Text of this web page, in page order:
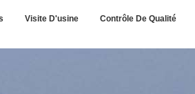
Visite D'usine Contrôle De Qualité